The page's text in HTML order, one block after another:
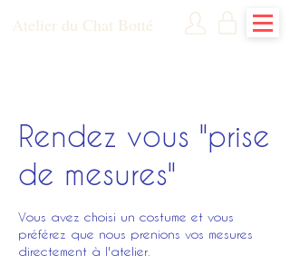
Atelier du Chat Botté
Rendez vous "prise
de mesures"
Vous avez choisi un costume et vous
préférez que nous prenions vos mesures
directement à l'atelier.